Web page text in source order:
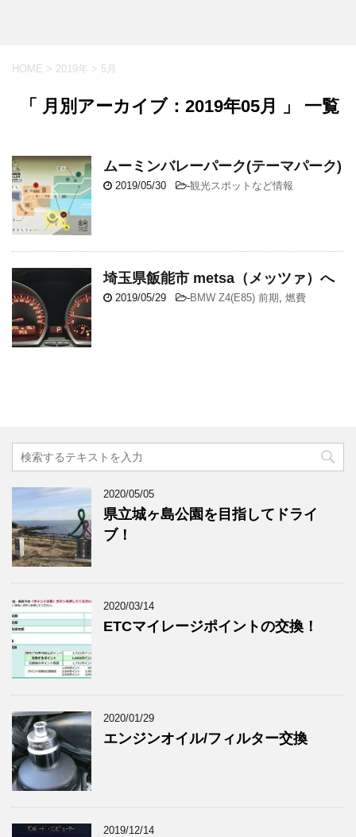
HOME > 2019年 > 5月
「 月別アーカイブ：2019年05月 」 一覧
ムーミンバレーパーク(テーマパーク)
2019/05/30 -観光スポットなど情報
埼玉県飯能市 metsa（メッツァ）へ
2019/05/29 -BMW Z4(E85) 前期 燃費
2020/05/05
県立城ヶ島公園を目指してドライ
ブ！
2020/03/14
ETCマイレージポイントの交換！
2020/01/29
エンジンオイル/フィルター交換
2019/12/14